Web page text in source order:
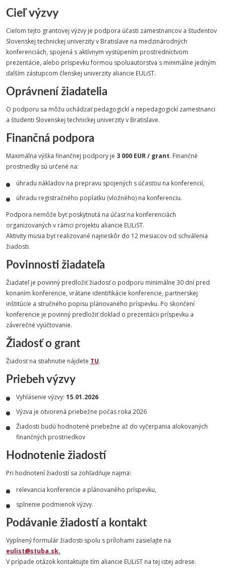
Cieľ výzvy
Cieľom tejto grantovej výzvy je podpora účasti zamestnancov a študentov
Slovenskej technickej univerzity v Bratislave na medzinárodných
konferenciách, spojená s aktívnym vystúpením prostredníctvom
prezentácie, alebo príspevku formou spoluautorstva s minimálne jedným
ďalším zástupcom členskej univerzity aliancie EULiST.
Oprávnení žiadatelia
O podporu sa môžu uchádzať pedagogickí a nepedagogickí zamestnanci
a študenti Slovenskej technickej univerzity v Bratislave.
Finančná podpora
Maximálna výška finančnej podpory je 3 000 EUR / grant. Finančné
prostriedky sú určené na:
úhradu nákladov na prepravu spojených s účasťou na konferencií,
úhradu registračného poplatku (vložného) na konferenciu.
Podpora nemôže byť poskytnutá na účasť na konferenciách
organizovaných v rámci projektu aliancie EULiST.
Aktivity musia byť realizované najneskôr do 12 mesiacov od schválenia
žiadosti.
Povinnosti žiadateľa
Žiadateľ je povinný predložiť žiadosť o podporu minimálne 30 dní pred
konaním konferencie, vrátane identifikácie konferencie, partnerskej
inštitúcie a stručného popisu plánovaného príspevku. Po skončení
konferencie je povinný predložiť doklad o prezentácii príspevku a
záverečné vyúčtovanie.
Žiadosť o grant
Žiadosť na stiahnutie nájdete TU.
Priebeh výzvy
Vyhlásenie výzvy: 15.01.2026
Výzva je otvorená priebežne počas roka 2026
Žiadosti budú hodnotené priebežne až do vyčerpania alokovaných
finančných prostriedkov
Hodnotenie žiadostí
Pri hodnotení žiadostí sa zohľadňuje najmä:
relevancia konferencie a plánovaného príspevku,
splnenie podmienok výzvy.
Podávanie žiadostí a kontakt
Vyplnený formulár žiadosti spolu s prílohami zasielajte na
eulist@stuba.sk.
V prípade otázok kontaktujte tím aliancie EULiST na tej istej adrese.